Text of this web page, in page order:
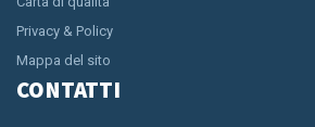
Privacy & Policy
Mappa del sito
CONTATTI